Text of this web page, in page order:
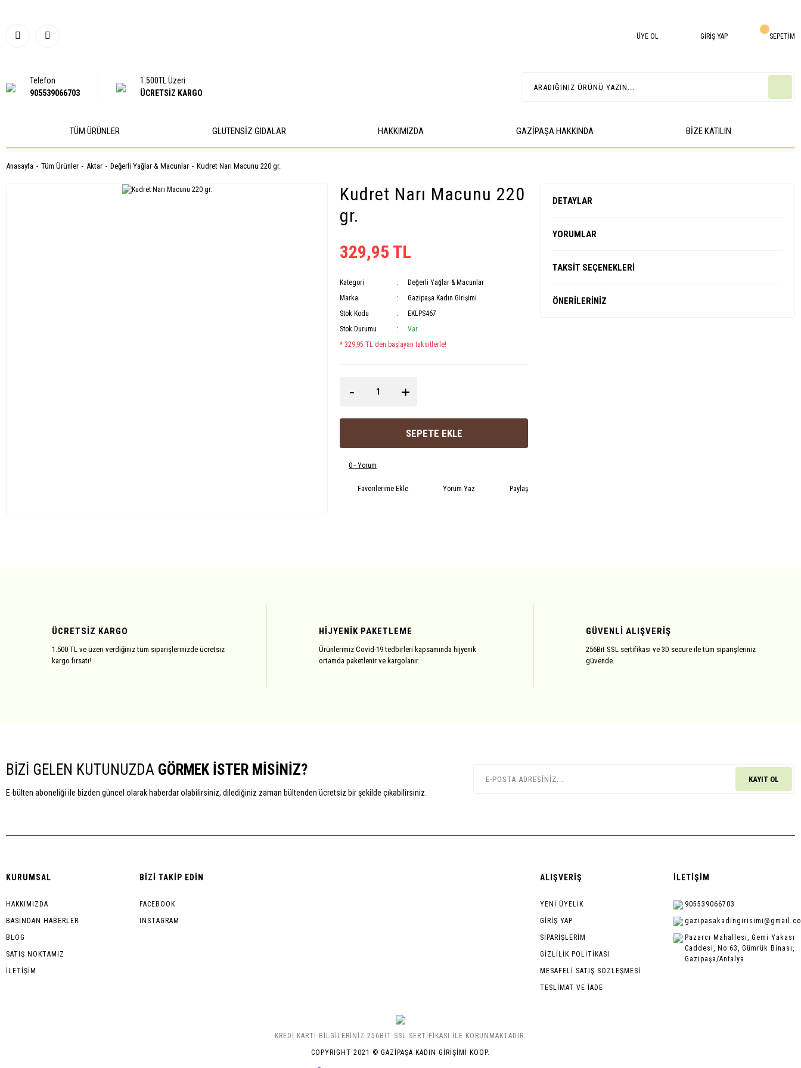
Telefon
905539066703
1.500TL Üzeri
ÜCRETSİZ KARGO
ÜYE OL GİRİŞ YAP SEPETİM
TÜM ÜRÜNLER GLUTENSIZ GIDALAR HAKKIMIZDA GAZİPAŞA HAKKINDA BIZE KATILIN
Anasayfa Tüm Ürünler Aktar Değerli Yağlar & Macunlar Kudret Narı Macunu 220 gr.
Kudret Narı Macunu 220
gr.
329,95 TL
Kategori
Değerli Yağlar & Macunlar
Marka
Gazipaşa Kadın Girişimi
Stok Kodu
EKLPS467
Stok Durumu
Var
* 329,95 TL den başlayan taksitlerle!
- +
SEPETE EKLE
0 - Yorum
Yorum Yaz Paylaş
DETAYLAR
YORUMLAR
TAKSİT SEÇENEKLERİ
ÖNERİLERİNİZ
ÜCRETSİZ KARGO
1.500 TL ve üzeri verdiğiniz tüm siparişlerinizde ücretsiz
kargo fırsatı!
HİJYENİK PAKETLEME
Ürünlerimiz Covid-19 tedbirleri kapsamında hijyenik
ortamda paketlenir ve kargolanır.
GÜVENLİ ALIŞVERİŞ
256Bit SSL sertifikası ve 3D secure ile tüm siparişleriniz
güvende.
BİZİ GELEN KUTUNUZDA GÖRMEK İSTER MİSİNİZ?
E-bülten aboneliği ile bizden güncel olarak haberdar olabilirsiniz, dilediğiniz zaman bültenden ücretsiz bir şekilde çıkabilirsiniz.
KAYIT OL
KURUMSAL
HAKKIMIZDA
BASINDAN HABERLER
BLOG
SATIŞ NOKTAMIZ
İLETİŞİM
BİZİ TAKİP EDİN
FACEBOOK
INSTAGRAM
ALIŞVERİŞ
YENİ ÜYELİK
GİRİŞ YAP
SİPARİŞLERİM
GİZLİLİK POLİTİKASI
MESAFELİ SATIŞ SÖZLEŞMESİ
TESLİMAT VE İADE
İLETİŞİM
905539066703
Pazarcı Mahallesi, Gemi Yakası
Caddesi, No:63, Gümrük Binası,
Gazipaşa/Antalya
KREDİ KARTI BİLGİLERİNİZ 256BIT SSL SERTİFİKASI İLE KORUNMAKTADIR.
COPYRIGHT 2021 © GAZİPAŞA KADIN GİRİŞİMİ KOOP.